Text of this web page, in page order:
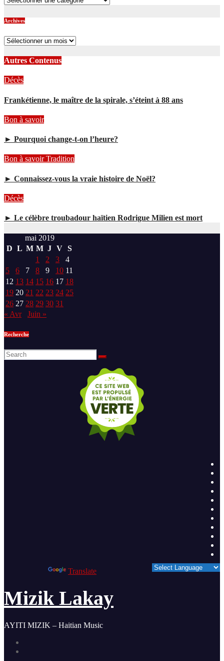
Archives
Archives
Autres Contenus
Décès
Frankétienne, le maître de la spirale, s’éteint à 88 ans
Bon à savoir
► Pourquoi change-t-on l’heure?
Bon à savoirTradition
► Connaissez-vous la vraie histoire de Noël?
Décès
► Le célèbre troubadour haïtien Rodrigue Milien est mort
mai 2019
D L M M J V S
1
2 3
4
5
6 7 8 9 10 11
12 13 14 15 16 17 18
19 20 21 22 23 24 25
26 27 28 29 30 31
« Avr
Juin »
Recherche
Translate
Mizik Lakay
AYITI MIZIK – Haitian Music